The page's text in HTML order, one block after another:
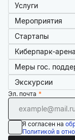
Услуги
Мероприятия
Стартапы
Киберпарк-арена
Меры гос.
Экскурсии
Эл. почта
Я согласен на
Политикой в